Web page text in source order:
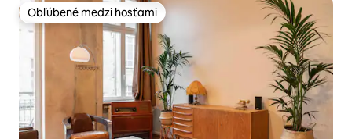
Obľúbené medzi hosťami
Obľúbené medzi hosťami